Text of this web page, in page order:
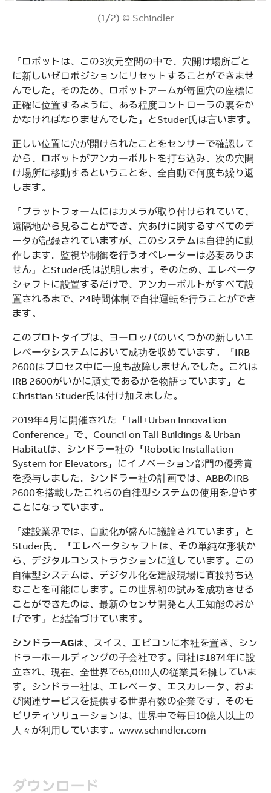
(1/2) © Schindler
「ロボットは、この3次元空間の中で、穴開け場所ごと
に新しいゼロポジションにリセットすることができませ
んでした。そのため、ロボットアームが毎回穴の座標に
正確に位置するように、ある程度コントローラの裏をか
かなければなりませんでした」とStuder氏は言います。
正しい位置に穴が開けられたことをセンサーで確認して
から、ロボットがアンカーボルトを打ち込み、次の穴開
け場所に移動するということを、全自動で何度も繰り返
します。
「プラットフォームにはカメラが取り付けられていて、
遠隔地から見ることができ、穴あけに関するすべてのデ
ータが記録されていますが、このシステムは自律的に動
作します。監視や制御を行うオペレーターは必要ありま
せん」とStuder氏は説明します。そのため、エレベータ
シャフトに設置するだけで、アンカーボルトがすべて設
置されるまで、24時間体制で自律運転を行うことができ
ます。
このプロトタイプは、ヨーロッパのいくつかの新しいエ
レベータシステムにおいて成功を収めています。「IRB
2600はプロセス中に一度も故障しませんでした。これは
IRB 2600がいかに頑丈であるかを物語っています」と
Christian Studer氏は付け加えました。
2019年4月に開催された「Tall+Urban Innovation
Conference」で、Council on Tall Buildings & Urban
Habitatは、シンドラー社の「Robotic Installation
System for Elevators」にイノベーション部門の優秀賞
を授与しました。シンドラー社の計画では、ABBのIRB
2600を搭載したこれらの自律型システムの使用を増やす
ことになっています。
「建設業界では、自動化が盛んに議論されています」と
Studer氏。「エレベータシャフトは、その単純な形状か
ら、デジタルコンストラクションに適しています。この
自律型システムは、デジタル化を建設現場に直接持ち込
むことを可能にします。この世界初の試みを成功させる
ことができたのは、最新のセンサ開発と人工知能のおか
げです」と結論づけています。
シンドラーAGは、スイス、エビコンに本社を置き、シン
ドラーホールディングの子会社です。同社は1874年に設
立され、現在、全世界で65,000人の従業員を擁していま
す。シンドラー社は、エレベータ、エスカレータ、およ
び関連サービスを提供する世界有数の企業です。そのモ
ビリティソリューションは、世界中で毎日10億人以上の
人々が利用しています。www.schindler.com
ダウンロード